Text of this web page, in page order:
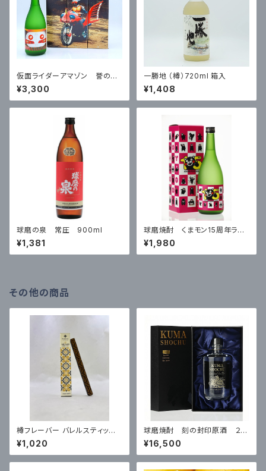
仮面ライダーアマゾン 誉の露
720ml 箱入 25度 ※ミニ
ミニアクリルスタンド付き
¥3,300
一勝地 （樽）720ml 箱入
¥1,408
球磨の泉 常圧 900ml
¥1,381
球磨焼酎 くまモン15周年ラベ
ル リッチタイプ
¥1,980
その他の商品
樽フレーバー バレルスティック
＜みずなら＞ 有明産業
¥1,020
球磨焼酎 刻の封印原酒 ２０
１０年製造 500ml 39度
※数量限定品
¥16,500